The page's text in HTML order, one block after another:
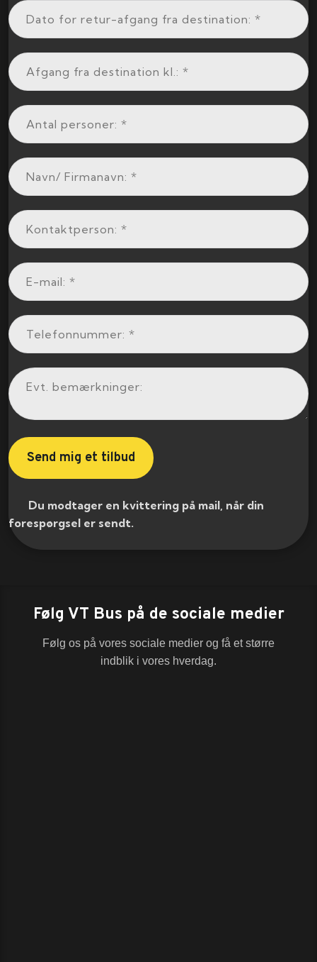
​ Du modtager en kvittering på mail, når din
forespørgsel er sendt.​
Følg VT Bus på de sociale medier
Følg os på vores sociale medier og få et større
indblik i vores hverdag.